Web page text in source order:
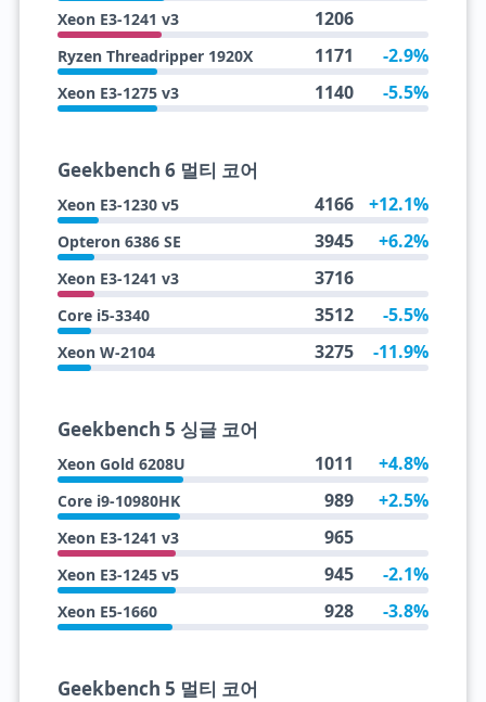
Xeon E3-1241 v3 1206
Ryzen Threadripper 1920X 1171 -2.9%
Xeon E3-1275 v3 1140 -5.5%
Geekbench 6 멀티 코어
Xeon E3-1230 v5 4166 +12.1%
Opteron 6386 SE 3945 +6.2%
Xeon E3-1241 v3 3716
Core i5-3340 3512 -5.5%
Xeon W-2104 3275 -11.9%
Geekbench 5 싱글 코어
Xeon Gold 6208U 1011 +4.8%
Core i9-10980HK 989 +2.5%
Xeon E3-1241 v3 965
Xeon E3-1245 v5 945 -2.1%
Xeon E5-1660 928 -3.8%
Geekbench 5 멀티 코어